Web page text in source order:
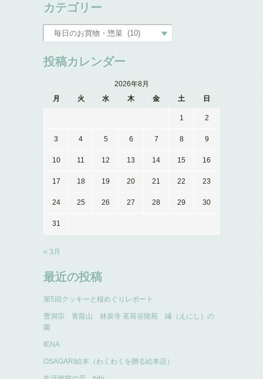
カテゴリー
投稿カレンダー
2026年8月
月
火 水 木 金 土 日
1 2
3 4 5 6 7 8 9
10 11 12 13 14 15 16
17 18 19 20 21 22 23
24 25 26 27 28 29 30
31
« 3月
最近の投稿
第5回クッキーと桜めぐりレポート
曹洞宗 青龍山 林泉寺 茗荷谷陵苑 縁（えにし）の
園
IENA
OSAGARI絵本（わくわくを贈る絵本店）